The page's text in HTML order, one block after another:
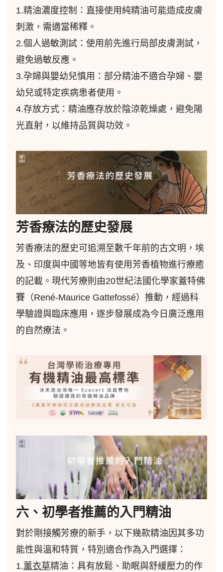
1.精油濃度控制：直接使用純精油可能造成皮膚
刺激，需適當稀釋。
2.個人過敏測試：使用前先進行局部皮膚測試，
避免過敏反應。
3.孕婦與嬰幼兒慎用：部分精油不適合孕婦、嬰
幼兒或特定疾病患者使用。
4.存放方式：精油應存放於陰涼乾燥處，避免陽
光直射，以維持品質與功效。
芳香療法的歷史發展
芳香療法的歷史可追溯至數千年前的古文明，埃
及、印度與中國等地皆有使用芳香植物進行療癒
的記載。現代芳療則由20世紀法國化學家蓋特佛
賽（René-Maurice Gattefossé）推動，經過科
學驗證與臨床應用，逐步發展成為今日廣泛應用
的自然療法。
六、初學者推薦的入門精油
對於剛接觸芳療的新手，以下幾款精油因其多功
能性與溫和特質，特別適合作為入門選擇：
1.薰衣草精油：具有放鬆、助眠與舒緩壓力的作